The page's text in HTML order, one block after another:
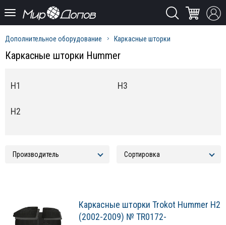
Дополнительное оборудование Каркасные шторки
Каркасные шторки Hummer
H1
H2
H3
Каркасные шторки Trokot Hummer H2
(2002-2009) № TR0172-